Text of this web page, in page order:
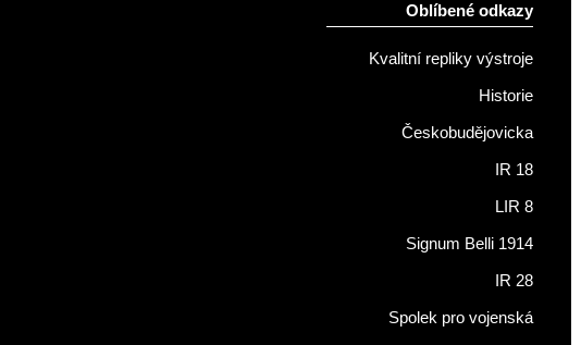
Oblíbené odkazy
Kvalitní repliky výstroje
Historie
Českobudějovicka
IR 18
LIR 8
Signum Belli 1914
IR 28
Spolek pro vojenská